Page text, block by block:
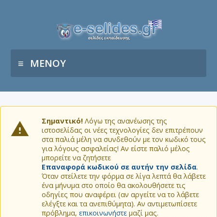
ΜΕΝΟΥ
Σημαντικό! Λόγω της ανανέωσης της
ιστοσελίδας οι νέες τεχνολογίες δεν επιτρέπουν
στα παλιά μέλη να συνδεθούν με τον κωδικό τους
για λόγους ασφαλείας! Αν είστε παλιό μέλος
μπορείτε να ζητήσετε
Επαναφορά κωδικού σε αυτήν την σελίδα.
Όταν στείλετε την φόρμα σε λίγα λεπτά θα λάβετε
ένα μήνυμα στο οποίο θα ακολουθήσετε τις
οδηγίες που αναφέρει (αν αργείτε να το λάβετε
ελέγξτε και τα ανεπιθύμητα). Αν αντιμετωπίσετε
πρόβλημα, επικοινωνήστε μαζί μας.